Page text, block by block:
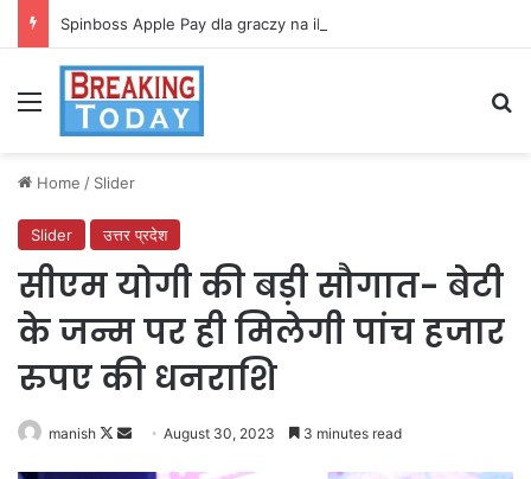
Spinboss Apple Pay dla graczy na iPhone
Menu
Home / Slider
Slider उत्तर प्रदेश
सीएम योगी की बड़ी सौगात- बेटी
के जन्म पर ही मिलेगी पांच हजार
रुपए की धनराशि
manish
Follow
SendAugust 30, 2023 3 minutes read